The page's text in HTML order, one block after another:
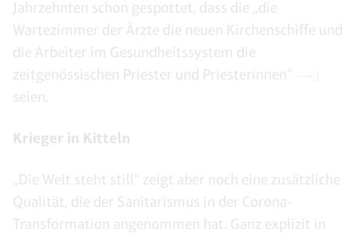
Jahrzehnten schon gespottet, dass die „die
Wartezimmer der Ärzte die neuen Kirchenschiffe und
die Arbeiter im Gesundheitssystem die
zeitgenössischen Priester und Priesterinnen“
seien.
Krieger in Kitteln
„Die Welt steht still“ zeigt aber noch eine zusätzliche
Qualität, die der Sanitarismus in der Corona-
Transformation angenommen hat. Ganz explizit in